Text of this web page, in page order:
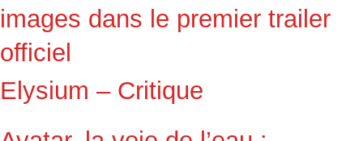
images dans le premier trailer
officiel
Elysium – Critique